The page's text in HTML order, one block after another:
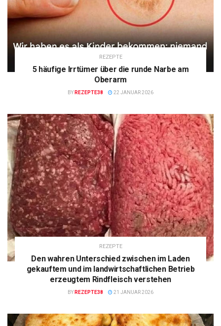
REZEPTE
5 häufige Irrtümer über die runde Narbe am
Oberarm
BY REZEPTE38 22 JANUAR 2026
REZEPTE
Den wahren Unterschied zwischen im Laden
gekauftem und im landwirtschaftlichen Betrieb
erzeugtem Rindfleisch verstehen
BY REZEPTE38 21 JANUAR 2026